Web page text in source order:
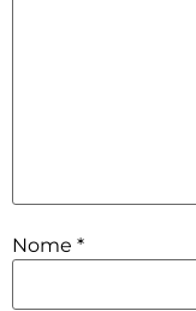
Nome *